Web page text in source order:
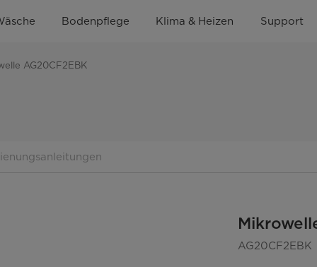
Bodenpflege Klima & Heizen Support
AG20CF2EBK
AG20CF2EBK